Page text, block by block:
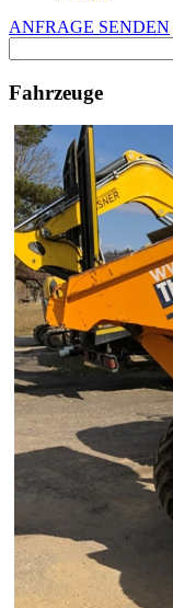
ANFRAGE SENDEN
nach:
Fahrzeuge